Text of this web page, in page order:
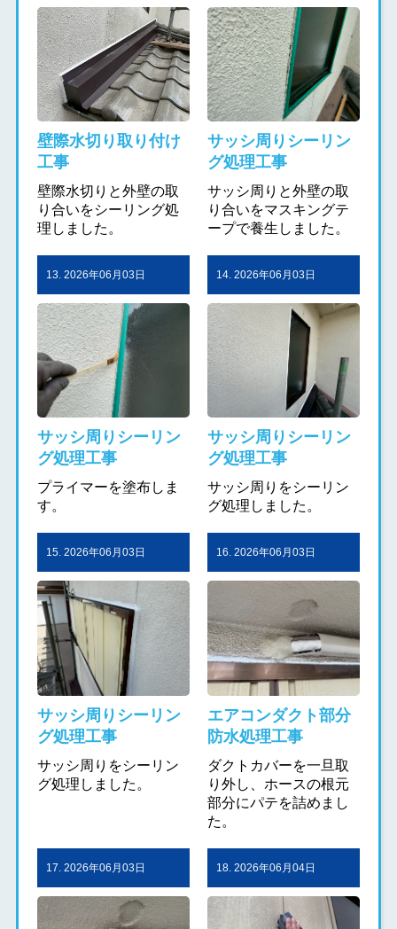
壁際水切り取り付け
工事
壁際水切りと外壁の取
り合いをシーリング処
理しました。
サッシ周りシーリン
グ処理工事
サッシ周りと外壁の取
り合いをマスキングテ
ープで養生しました。
13. 2026年06月03日
サッシ周りシーリン
グ処理工事
プライマーを塗布しま
す。
14. 2026年06月03日
サッシ周りシーリン
グ処理工事
サッシ周りをシーリン
グ処理しました。
15. 2026年06月03日
サッシ周りシーリン
グ処理工事
サッシ周りをシーリン
グ処理しました。
16. 2026年06月03日
エアコンダクト部分
防水処理工事
ダクトカバーを一旦取
り外し、ホースの根元
部分にパテを詰めまし
た。
17. 2026年06月03日 18. 2026年06月04日